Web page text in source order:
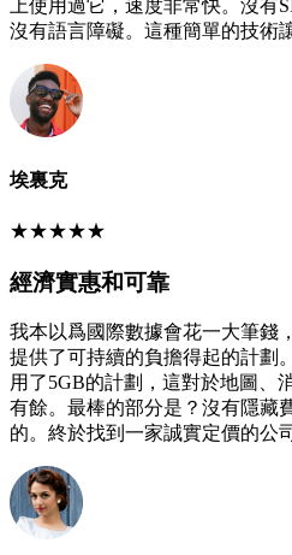
上使用過它，速度非常快。沒有
沒有語言障礙。這種簡單的技術
埃裏克
★★★★★
經濟實惠和可靠
我本以爲國際數據會花一大筆錢
提供了可持續的負擔得起的計劃
用了5GB的計劃，這對於地圖、
有餘。最棒的部分是？沒有隱藏
的。終於找到一家誠實定價的公